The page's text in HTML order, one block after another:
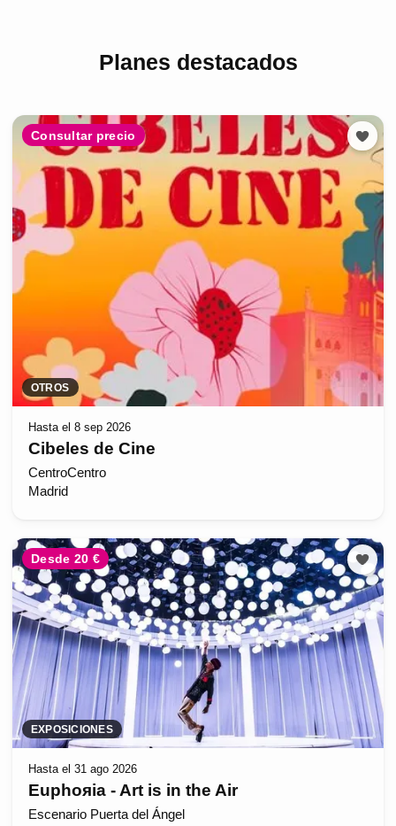
Planes destacados
Consultar precio
OTROS
Hasta el 8 sep 2026
Cibeles de Cine
CentroCentro
Madrid
Desde 20 €
EXPOSICIONES
Hasta el 31 ago 2026
Euphoяia - Art is in the Air
Escenario Puerta del Ángel